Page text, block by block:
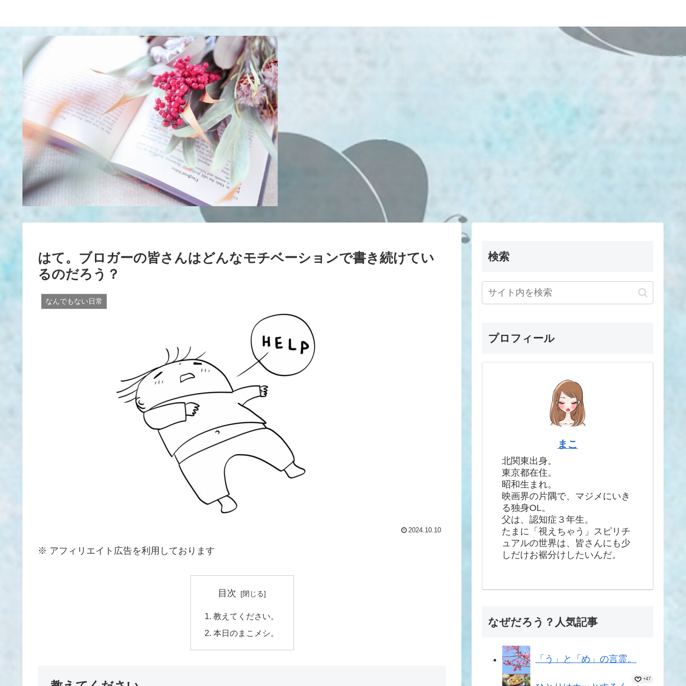
はて。ブロガーの皆さんはどんなモチベーションで書き続けてい
るのだろう？
なんでもない日常
2024.10.10
※ アフィリエイト広告を利用しております
目次
教えてください。
本日のまこメシ。
検索
プロフィール
まこ
北関東出身。
東京都在住。
昭和生まれ。
映画界の片隅で、マジメにいき
る独身OL。
父は、認知症３年生。
たまに「視えちゃう」スピリチ
ュアルの世界は、皆さんにも少
しだけお裾分けしたいんだ。
なぜだろう？人気記事
「う」と「め」の言霊。
+47